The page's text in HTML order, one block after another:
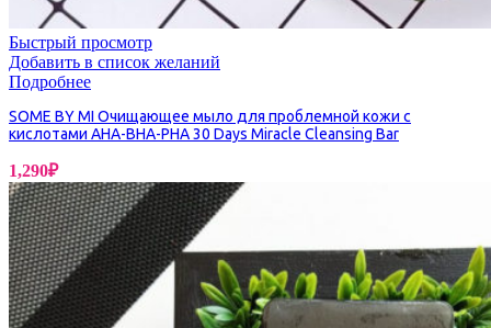
Быстрый просмотр
Добавить в список желаний
Подробнее
SOME BY MI Очищающее мыло для проблемной кожи с
кислотами AHA-BHA-PHA 30 Days Miracle Cleansing Bar
1,290₽